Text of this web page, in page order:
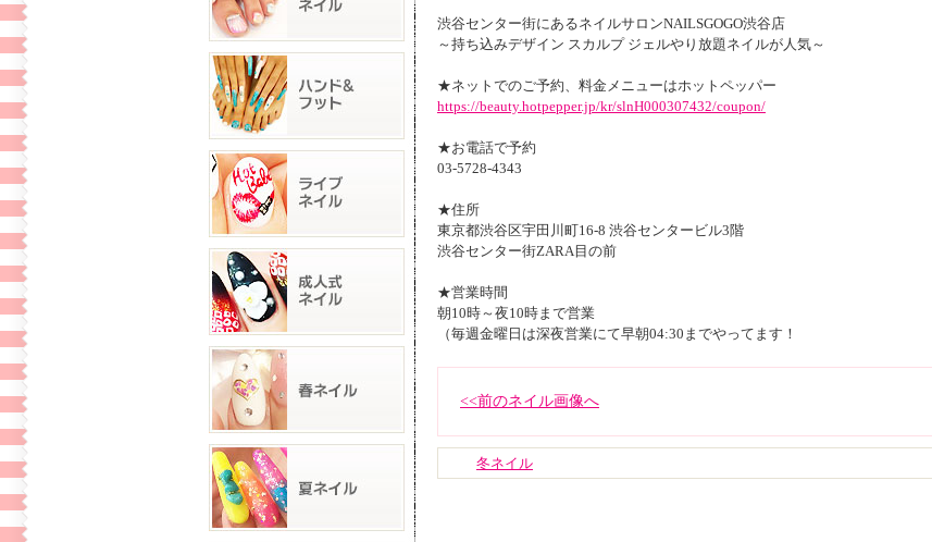
渋谷センター街にあるネイルサロンNAILSGOGO渋谷店
～持ち込みデザイン スカルプ ジェルやり放題ネイルが人気～
★ネットでのご予約、料金メニューはホットペッパー
https://beauty.hotpepper.jp/kr/slnH000307432/coupon/
★お電話で予約
03-5728-4343
★住所
東京都渋谷区宇田川町16-8 渋谷センタービル3階
渋谷センター街ZARA目の前
★営業時間
朝10時～夜10時まで営業
（毎週金曜日は深夜営業にて早朝04:30までやってます！
<<前のネイル画像へ
冬ネイル